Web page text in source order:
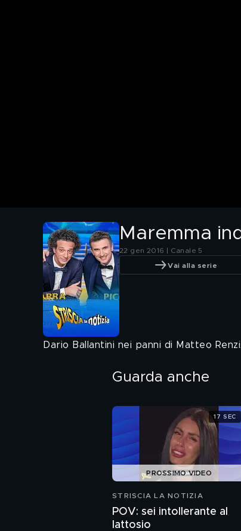
Maremma
22 gen 2016 | Canale 5
Vai alla serie
Dario Ballantini nei panni di Matteo Renzi.
Guarda anche
PROSSIMO VIDEO
STRISCIA LA NOTIZIA
POV: sei intollerante al
lattosio
17 SEC